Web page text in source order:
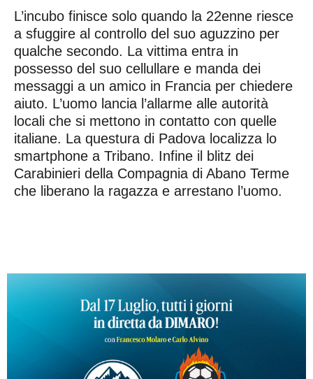
L’incubo finisce solo quando la 22enne riesce
a sfuggire al controllo del suo aguzzino per
qualche secondo. La vittima entra in
possesso del suo cellullare e manda dei
messaggi a un amico in Francia per chiedere
aiuto. L’uomo lancia l’allarme alle autorità
locali che si mettono in contatto con quelle
italiane. La questura di Padova localizza lo
smartphone a Tribano. Infine il blitz dei
Carabinieri della Compagnia di Abano Terme
che liberano la ragazza e arrestano l’uomo.